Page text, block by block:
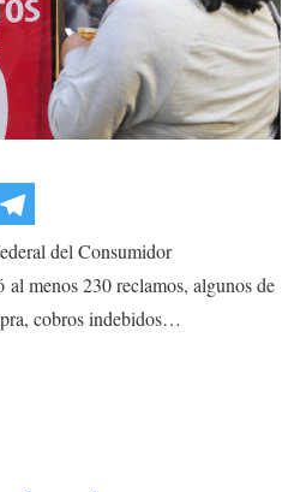
del Consumidor
menos 230 reclamos, algunos de
cobros indebidos…